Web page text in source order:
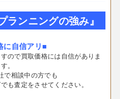
ランニングの強み』
に自信アリ■
ので買取価格には自信がありま
す。
で相談中の方でも
も査定をさせてください。